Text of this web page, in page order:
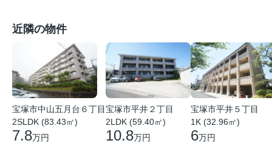
近隣の物件
宝塚市中山五月台６丁目
2SLDK (83.43㎡)
7.8万円
宝塚市平井２丁目
2LDK (59.40㎡)
10.8万円
宝塚市平井５丁目
1K (32.96㎡)
6万円